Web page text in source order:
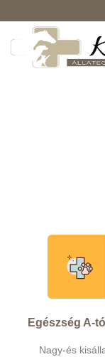
Kisállat-biztosítás
Egyedre szabott
beadását is
Egészség A-
Nagy-és